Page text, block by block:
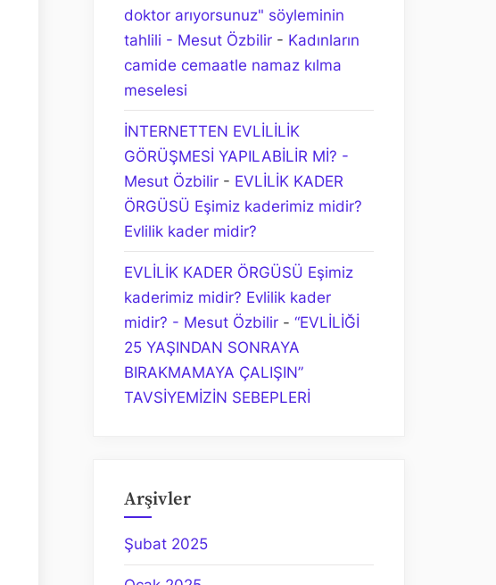
doktor arıyorsunuz" söyleminin
tahlili - Mesut Özbilir - Kadınların
camide cemaatle namaz kılma
meselesi
İNTERNETTEN EVLİLİLİK
GÖRÜŞMESİ YAPILABİLİR Mİ? -
Mesut Özbilir - EVLİLİK KADER
ÖRGÜSÜ Eşimiz kaderimiz midir?
Evlilik kader midir?
EVLİLİK KADER ÖRGÜSÜ Eşimiz
kaderimiz midir? Evlilik kader
midir? - Mesut Özbilir - “EVLİLİĞİ
25 YAŞINDAN SONRAYA
BIRAKMAMAYA ÇALIŞIN”
TAVSİYEMİZİN SEBEPLERİ
Arşivler
Şubat 2025